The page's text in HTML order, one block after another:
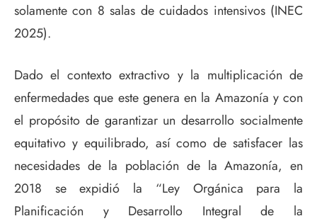
solamente con 8 salas de cuidados intensivos (INEC
2025).
Dado el contexto extractivo y la multiplicación de
enfermedades que este genera en la Amazonía y con
el propósito de garantizar un desarrollo socialmente
equitativo y equilibrado, así como de satisfacer las
necesidades de la población de la Amazonía, en
2018 se expidió la “Ley Orgánica para la
Planificación y Desarrollo Integral de la